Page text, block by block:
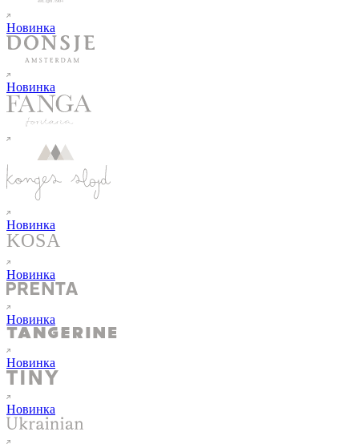
Новинка
Новинка
Новинка
Новинка
Новинка
Новинка
Новинка